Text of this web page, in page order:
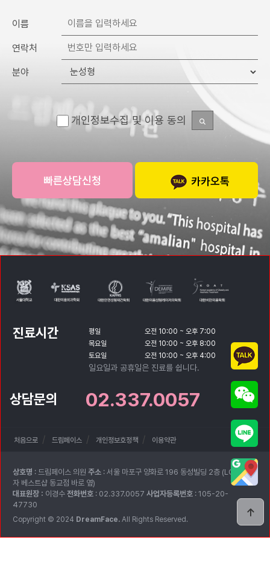
이름
연락처
분야
개인정보수집 및 이용 동의
카카오톡
진료시간 평일
오전 10:00 ~ 오후 7:00
목요일
오전 10:00 ~ 오후 8:00
토요일
오전 10:00 ~ 오후 4:00
일요일과 공휴일은 진료를 쉽니다.
상담문의 02.337.0057
처음으로 드림페이스 개인정보호정책 이용약관
상호명 : 드림페이스 의원 주소 : 서울 마포구 양화로 196 동성빌딩 2층 (LG전
자 베스트샵 동교점 바로 옆)
대표원장 : 이경수 전화번호 : 02.337.0057 사업자등록번호 : 105-20-
47730
Copyright © 2024 DreamFace. All Rights Reserved.